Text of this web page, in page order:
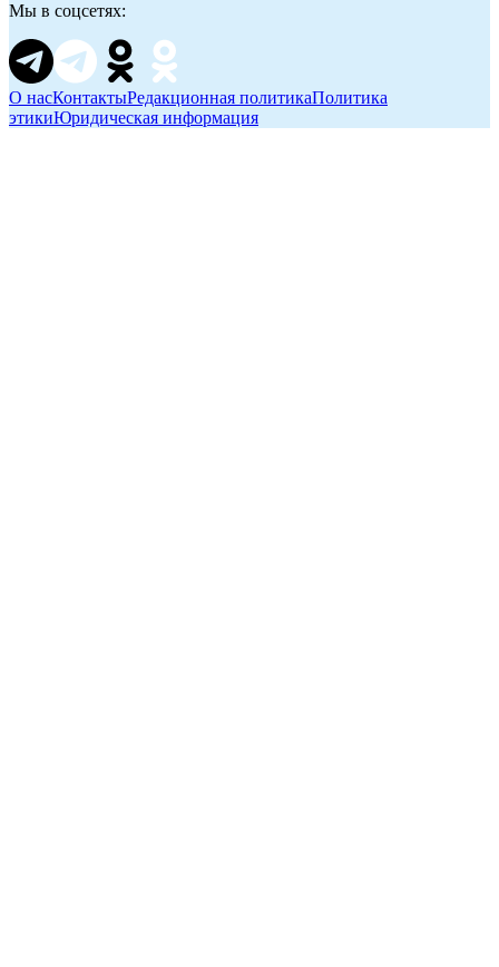
Мы в соцсетях:
О насКонтактыРедакционная политикаПолитика
этикиЮридическая информация